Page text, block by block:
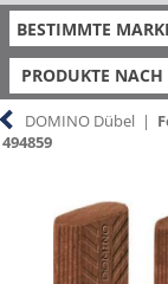
PRODUKTE NACH
DOMINO Dübel |
494859